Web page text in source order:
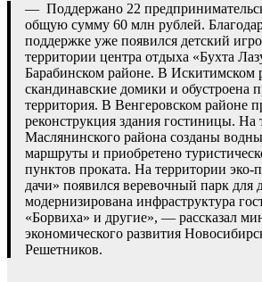
— Поддержано 22
общую сумму 60 млн рублей.
поддержке уже появился детский
территории центра отдыха «Бухта
Барабинском районе. В Искитимском
скандинавские домики и обустроена
территория. В Венгеровском районе
реконструкция здания гостиницы. На
Маслянинского района созданы
маршруты и приобретено
пунктов проката. На территории эко-
дачи» появился веревочный парк для
модернизирована инфраструктура
«Борвиха» и другие», — рассказал
экономического развития
Решетников.